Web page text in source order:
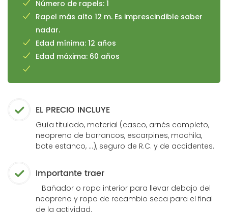
Número de rapels: 1
Rapel más alto 12 m. Es imprescindible saber
nadar.
Edad mínima: 12 años
Edad máxima: 60 años
EL PRECIO INCLUYE
Guía titulado, material (casco, arnés completo,
neopreno de barrancos, escarpines, mochila,
bote estanco, ...), seguro de R.C. y de accidentes.
Importante traer
Bañador o ropa interior para llevar debajo del
neopreno y ropa de recambio seca para el final
de la actividad.